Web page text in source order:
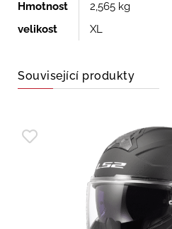
Hmotnost
2,565 kg
velikost
XL
Související produkty